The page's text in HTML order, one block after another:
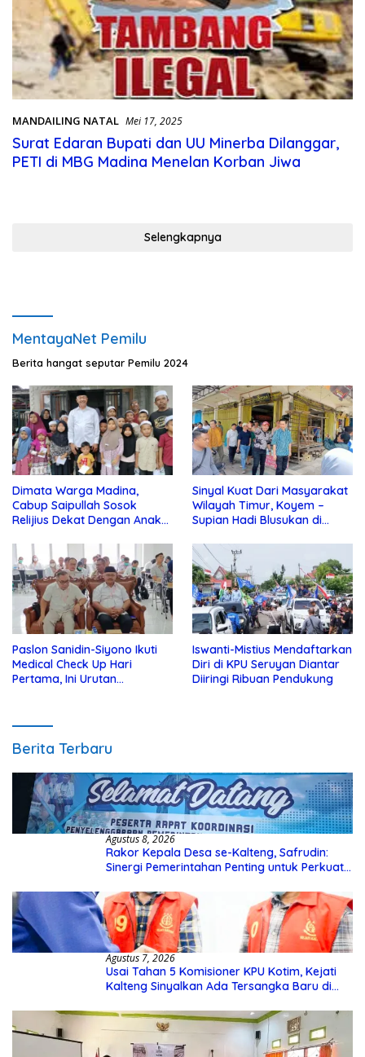
MANDAILING NATAL Mei 17, 2025
Surat Edaran Bupati dan UU Minerba Dilanggar,
Selengkapnya
MentayaNet Pemilu
Berita hangat seputar Pemilu 2024
Dimata Warga Madina,
Cabup Saipullah Sosok
Relijius Dekat Dengan Anak
Sinyal Kuat Dari Masyarakat
Wilayah Timur, Koyem –
Supian Hadi Blusukan di
Paslon Sanidin-Siyono Ikuti
Medical Check Up Hari
Pertama, Ini Urutan
Iswanti-Mistius Mendaftarkan
Diri di KPU Seruyan Diantar
Diiringi Ribuan Pendukung
Berita Terbaru
Agustus 8, 2026
Rakor Kepala Desa se-Kalteng, Safrudin:
Sinergi Pemerintahan Penting untuk Perkuat
Agustus 7, 2026
Usai Tahan 5 Komisioner KPU Kotim, Kejati
Kalteng Sinyalkan Ada Tersangka Baru di